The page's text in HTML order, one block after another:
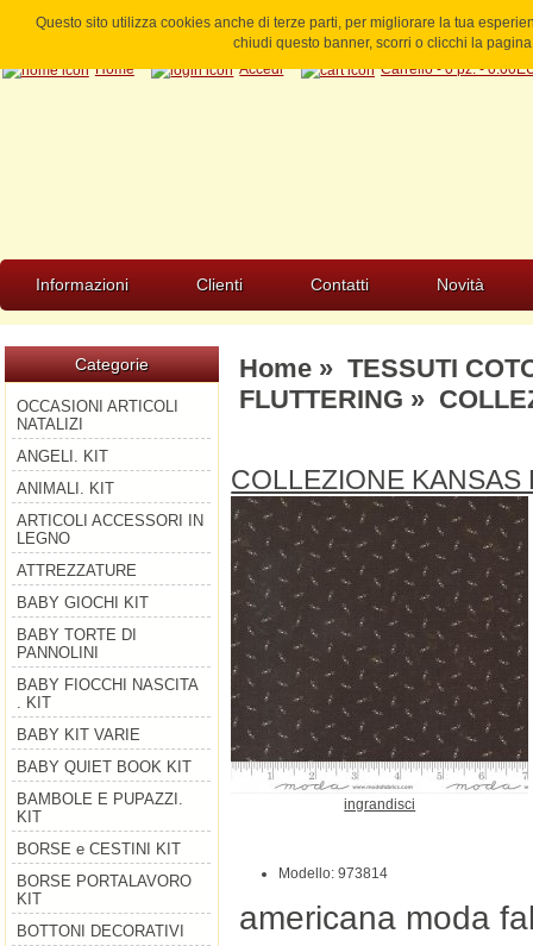
Questo sito utilizza cookies anche di terze parti, per migliorare la tua
chiudi questo banner, scorri o clicchi la
Home
Accedi Carrello - 0 pz. -
Informazioni Clienti Contatti Novità
Categorie
OCCASIONI ARTICOLI
NATALIZI
ANGELI. KIT
ANIMALI. KIT
ARTICOLI ACCESSORI IN
LEGNO
ATTREZZATURE
BABY GIOCHI KIT
BABY TORTE DI
PANNOLINI
BABY FIOCCHI NASCITA
. KIT
BABY KIT VARIE
BABY QUIET BOOK KIT
BAMBOLE E PUPAZZI.
KIT
BORSE e CESTINI KIT
BORSE PORTALAVORO
KIT
BOTTONI DECORATIVI
Home» TESSUTI
FLUTTERING »
COLLEZIONE KANSAS
ingrandisci
Modello: 973814
americana moda